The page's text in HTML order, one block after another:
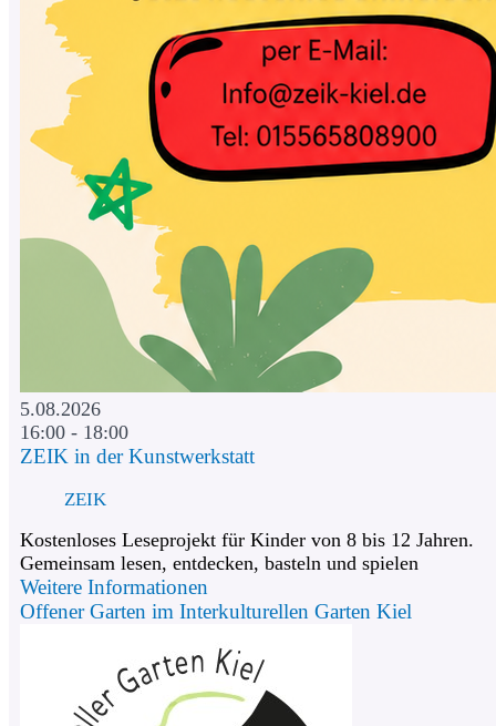
5.08.2026
16:00 - 18:00
ZEIK in der Kunstwerkstatt
ZEIK
Kostenloses Leseprojekt für Kinder von 8 bis 12 Jahren.
Gemeinsam lesen, entdecken, basteln und spielen
Weitere Informationen
Offener Garten im Interkulturellen Garten Kiel